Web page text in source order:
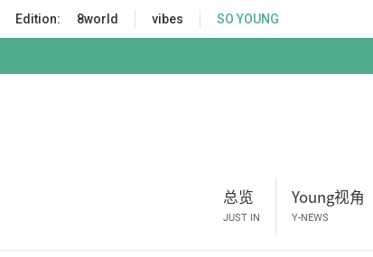
p
Edition: 8world vibes SO YOUNG
总览
JUST IN
Young视角
Y-NEWS